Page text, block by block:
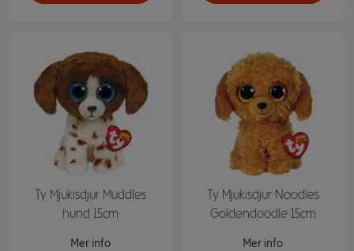
Ty Mjukisdjur Muddles
hund 15cm
Mer info
Ty Mjukisdjur Noodles
Goldendoodle 15cm
Mer info